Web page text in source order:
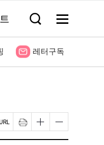
검
창
기
메
전
보
레터구독
페
이
지
인
쇄
하
글
자
크
글
자
크